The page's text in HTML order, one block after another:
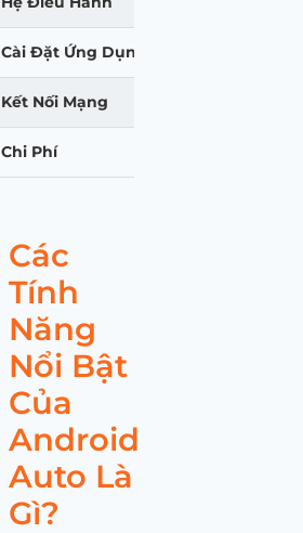
Cài Đặt Ứng Dụng
Kết Nối Mạng
Chi Phí
Các
Tính
Năng
Nổi Bật
Của
Android
Auto Là
Gì?